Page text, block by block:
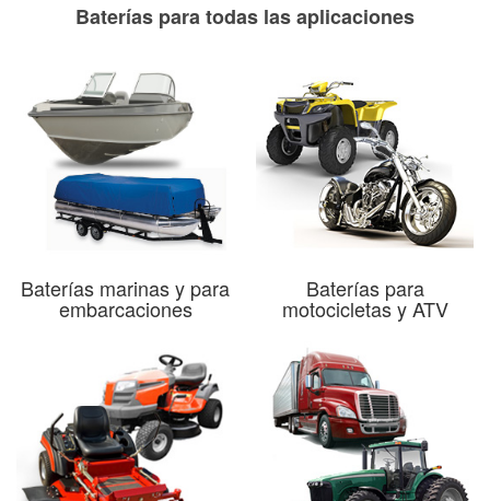
Baterías para todas las aplicaciones
Baterías marinas y para
embarcaciones
Baterías para
motocicletas y ATV